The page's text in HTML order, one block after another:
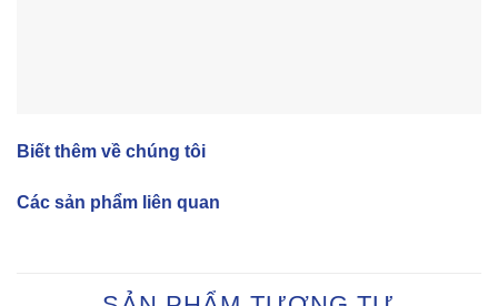
Biết thêm về chúng tôi
Các sản phẩm liên quan